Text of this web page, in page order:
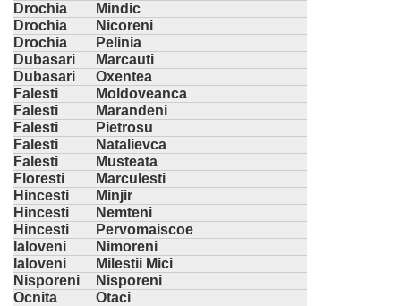
Drochia
Mindic
Drochia
Nicoreni
Drochia
Pelinia
Dubasari
Marcauti
Dubasari
Oxentea
Falesti
Moldoveanca
Falesti
Marandeni
Falesti
Pietrosu
Falesti
Natalievca
Falesti
Musteata
Floresti
Marculesti
Hincesti
Minjir
Hincesti
Nemteni
Hincesti
Pervomaiscoe
Ialoveni
Nimoreni
Ialoveni
Milestii Mici
Nisporeni
Nisporeni
Ocnita
Otaci